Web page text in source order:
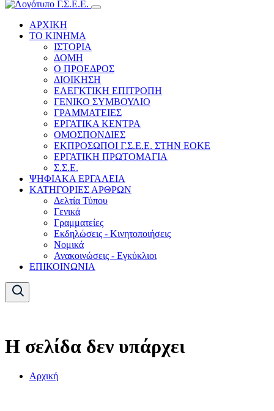
ΑΡΧΙΚΗ
ΤΟ ΚΙΝΗΜΑ
ΙΣΤΟΡΙΑ
ΔΟΜΗ
Ο ΠΡΟΕΔΡΟΣ
ΔΙΟΙΚΗΣΗ
ΕΛΕΓΚΤΙΚΗ ΕΠΙΤΡΟΠΗ
ΓΕΝΙΚΟ ΣΥΜΒΟΥΛΙΟ
ΓΡΑΜΜΑΤΕΙΕΣ
ΕΡΓΑΤΙΚΑ ΚΕΝΤΡΑ
ΟΜΟΣΠΟΝΔΙΕΣ
ΕΚΠΡΟΣΩΠΟΙ Γ.Σ.Ε.Ε. ΣΤΗΝ ΕΟΚΕ
ΕΡΓΑΤΙΚΗ ΠΡΩΤΟΜΑΓΙΑ
Σ.Σ.Ε.
ΨΗΦΙΑΚΑ ΕΡΓΑΛΕΙΑ
ΚΑΤΗΓΟΡΙΕΣ ΑΡΘΡΩΝ
Δελτία Τύπου
Γενικά
Γραμματείες
Εκδηλώσεις - Κινητοποιήσεις
Νομικά
Ανακοινώσεις - Εγκύκλιοι
ΕΠΙΚΟΙΝΩΝΙΑ
Η σελίδα δεν υπάρχει
Αρχική